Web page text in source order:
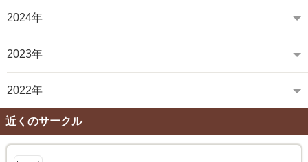
2024年
2023年
2022年
近くのサークル